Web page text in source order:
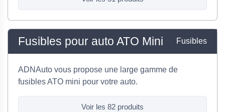
Fusibles pour auto ATO Mini Fusibles
ADNAuto vous propose une large gamme de
fusibles ATO mini pour votre auto.
Voir les 82 produits